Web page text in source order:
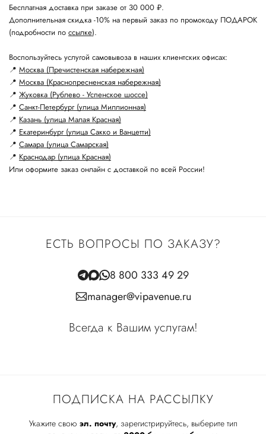
Бесплатная доставка при заказе от 30 000 ₽.
Дополнительная скидка -10% на первый заказ по промокоду ПОДАРОК
(подробности по ссылке).
Воспользуйтесь услугой самовывоза в наших клиентских офисах:
📍 Москва (Пречистенская набережная)
📍 Москва (Краснопресненская набережная)
📍 Жуковка (Рублево - Успенское шоссе)
📍 Санкт-Петербург (улица Миллионная)
📍 Казань (улица Малая Красная)
📍 Екатеринбург (улица Сакко и Ванцетти)
📍 Самара (улица Самарская)
📍 Краснодар (улица Красная)
Или оформите заказ онлайн с доставкой по всей России!
ПОДПИСКА НА РАССЫЛКУ
Укажите свою эл. почту, зарегистрируйтесь, выберите тип
ЕСТЬ ВОПРОСЫ ПО ЗАКАЗУ?
8 800 333 49 29
manager@vipavenue.ru
Всегда к Вашим услугам!